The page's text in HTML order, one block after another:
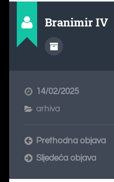
Branimir IV
14/02/2025
arhiva
Prethodna objava
Sljedeća objava